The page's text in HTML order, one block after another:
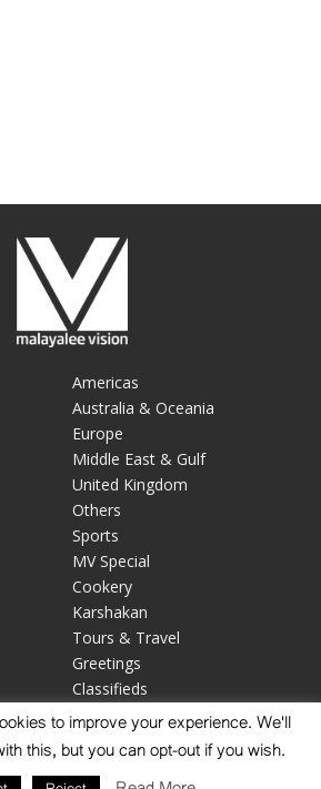
Americas
Australia & Oceania
Europe
Middle East & Gulf
United Kingdom
Others
Sports
MV Special
Cookery
Karshakan
Tours & Travel
Greetings
Classifieds
Obituary
to improve your experience. We'll
this, but you can opt-out if you wish.